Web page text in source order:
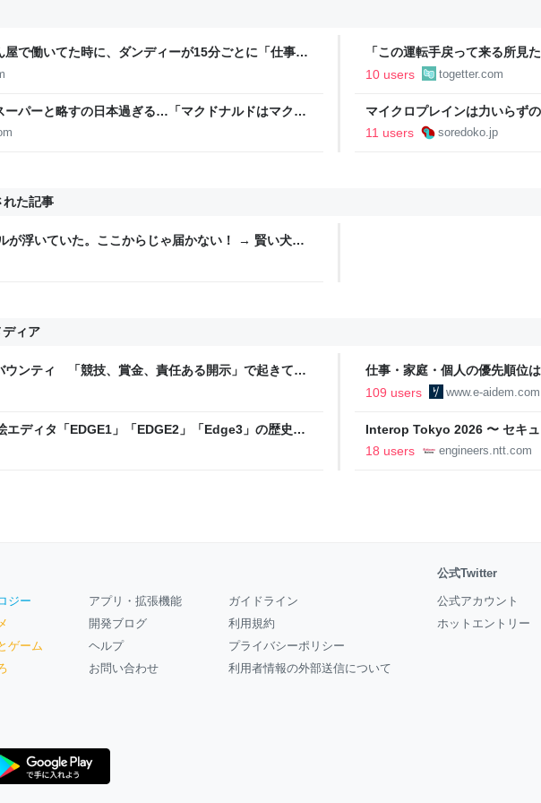
屋で働いてた時に、ダンディーが15分ごとに「仕事お
ねーと金払わねーぞw」「存在がうぜえんだよ早く消
「この運転手戻って来る所見
が御札で封印するようにベタ
10 users togetter.com
ーパーと略すの日本過ぎる…「マクドナルドはマクド
る」など
マイクロプレインは力いらず
11 users
soredoko.jp
れた記事
が浮いていた。ここからじゃ届かない！ → 賢い犬は
こわん！
ィア
ウンティ 「競技、賞金、責任ある開示」で起きてい
バテックLAB
仕事・家庭・個人の優先順位
の自分に伝えたいこと - りっ
109 users www.e-aidem.com
エディタ「EDGE1」「EDGE2」「Edge3」の歴史に
カス】 - レバテックLAB
Interop Tokyo 2026 〜 セキ
への取り組み 〜 - NTT
18 users engineers.ntt.com
ジー
ゲーム
アプリ・拡張機能
開発ブログ
ヘルプ
お問い合わせ
ガイドライン
利用規約
プライバシーポリシー
利用者情報の外部送信について
公式Twitter
公式アカウント
ホットエントリー